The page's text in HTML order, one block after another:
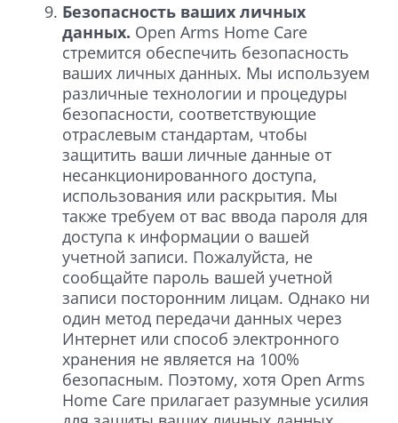
Безопасность ваших личных
данных. Open Arms Home Care
стремится обеспечить безопасность
ваших личных данных. Мы используем
различные технологии и процедуры
безопасности, соответствующие
отраслевым стандартам, чтобы
защитить ваши личные данные от
несанкционированного доступа,
использования или раскрытия. Мы
также требуем от вас ввода пароля для
доступа к информации о вашей
учетной записи. Пожалуйста, не
сообщайте пароль вашей учетной
записи посторонним лицам. Однако ни
один метод передачи данных через
Интернет или способ электронного
хранения не является на 100%
безопасным. Поэтому, хотя Open Arms
Home Care прилагает разумные усилия